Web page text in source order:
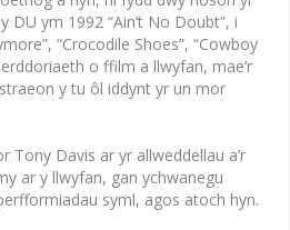
DU ym 1992 “Ain’t No Doubt”, i
“Crocodile Shoes”, “Cowboy
o ffilm a llwyfan, mae’r
straeon y tu ôl iddynt yr un mor
Tony Davis ar yr allweddellau a’r
ar y llwyfan, gan ychwanegu
syml, agos atoch hyn.